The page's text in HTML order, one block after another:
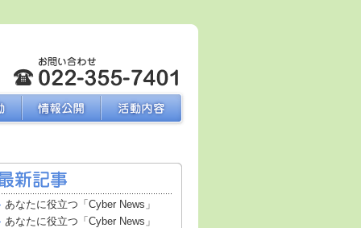
あなたに役立つ「Cyber News」
あなたに役立つ「Cyber News」